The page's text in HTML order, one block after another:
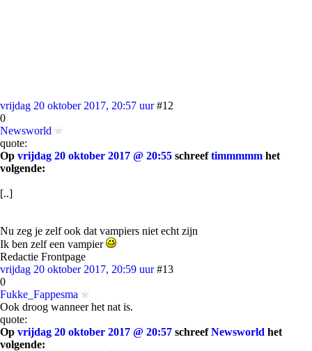
vrijdag 20 oktober 2017, 20:57 uur #12
0
Newsworld
quote:
Op vrijdag 20 oktober 2017 @ 20:55 schreeftimmmmm het
volgende:
[..]
Nu zeg je zelf ook dat vampiers niet echt zijn
Ik ben zelf een vampier
Redactie Frontpage
vrijdag 20 oktober 2017, 20:59 uur #13
0
Fukke_Fappesma
Ook droog wanneer het nat is.
quote:
Op vrijdag 20 oktober 2017 @ 20:57 schreefNewsworld het
volgende: